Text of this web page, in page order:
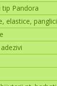
tip Pandora
elastice, panglici